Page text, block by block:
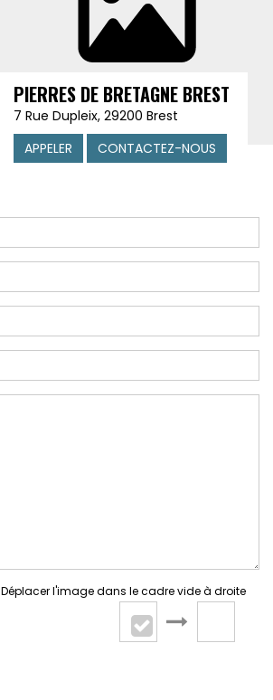
PIERRES DE BRETAGNE BREST
7 Rue Dupleix, 29200 Brest
APPELER
CONTACTEZ-NOUS
Déplacer l'image dans le cadre vide à droite